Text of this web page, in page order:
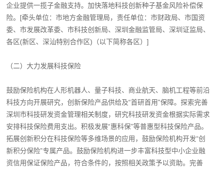
企业提供一揽子金融支持。加快落地科技创新种子基金风险补偿保
险。[牵头单位：市地方金融管理局，责任单位：市财政局、市国资
委、市发展改革委、市科技创新局、深圳金融监管局、深圳证监局、
各区(新区、深汕特别合作区)（以下简称各区）]
（二）大力发展科技保险
鼓励保险机构在人形机器人、量子科技、商业航天、脑机工程等前沿
科技方向开展研究，创新保险产品供给及“首研首用”保障。探索完善
深圳市科技研发资金管理相关制度，研究科技研发资金根据实际需求
安排科技保险费用支出。积极发展“惠科保”等普惠型科技保险产品。
拓展创新积分在科技保险等多维场景的应用，鼓励保险机构开发“创
新积分保险”专属产品。鼓励保险机构进一步丰富科技型中小企业融
资信用保证保险产品，符合条件的，按照相关政策予以资助。完善